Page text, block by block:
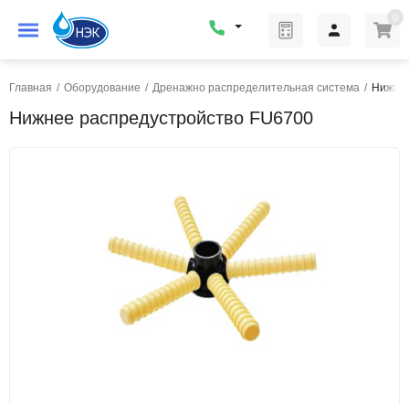
0
Главная / Оборудование / Дренажно распределительная система /
Нижнее распредустройство FU6700